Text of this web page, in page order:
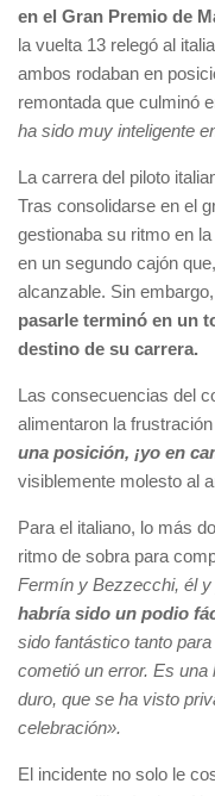
en el Gran Premio de
la vuelta 13 relegó al
ambos rodaban en
remontada que culminó
ha sido muy inteligente
La carrera del piloto
Tras consolidarse en el
gestionaba su ritmo en
en un segundo cajón
alcanzable. Sin embargo,
pasarle terminó en un
destino de su carrera.
Las consecuencias del
alimentaron la
una posición, ¡yo en
visiblemente molesto al
Para el italiano, lo más
ritmo de sobra para
Fermín y Bezzecchi, él
habría sido un podio
sido fantástico tanto
cometió un error. Es una
duro, que se ha visto
celebración».
El incidente no solo le